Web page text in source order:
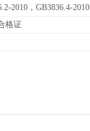
2010，GB3836.4-2010
格证